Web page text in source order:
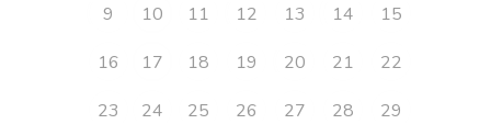
9
10 11 12 13 14
15
16
17 18 19 20 21
22
23
24 25 26 27 28
29